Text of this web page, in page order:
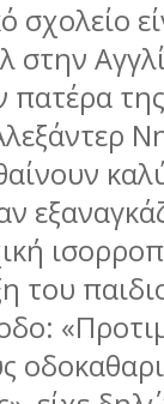
σχολείο
στην
πατέρα της
του